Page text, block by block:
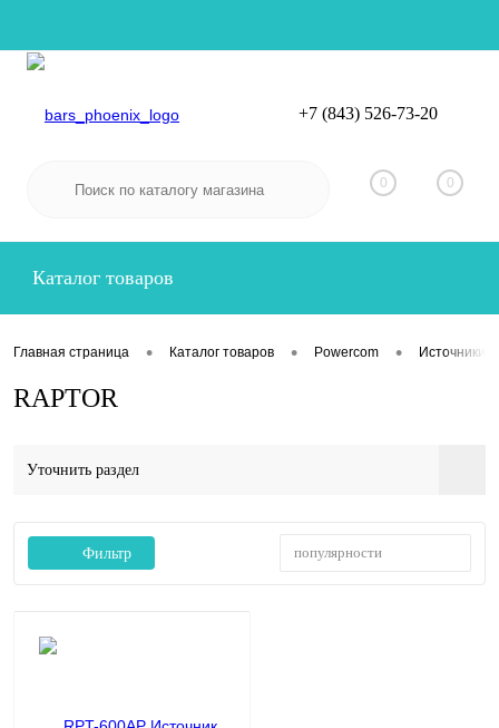
Вход
+7 (843) 526-73-20
0 0
Каталог товаров
Главная страница • Каталог товаров • Powercom • Источники
RAPTOR
Уточнить раздел
Фильтр популярности